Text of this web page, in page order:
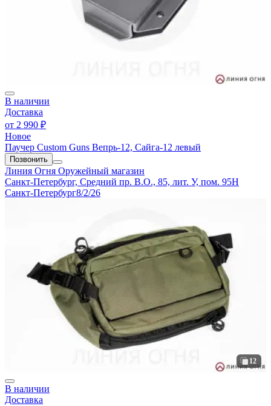
В наличии
Доставка
от 2 990 ₽
Новое
Паучер Custom Guns Вепрь-12, Сайга-12 левый
Позвонить
Линия Огня Оружейный магазин
Санкт-Петербург, Средний пр. В.О., 85, лит. У, пом. 95Н
Санкт-Петербург8/2/26
12
В наличии
Доставка